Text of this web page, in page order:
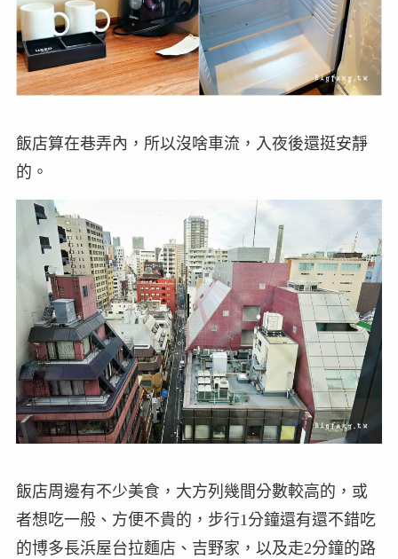
飯店算在巷弄內，所以沒啥車流，入夜後還挺安靜
的。
飯店周邊有不少美食，大方列幾間分數較高的，或
者想吃一般、方便不貴的，步行1分鐘還有還不錯吃
的博多長浜屋台拉麵店、吉野家，以及走2分鐘的路